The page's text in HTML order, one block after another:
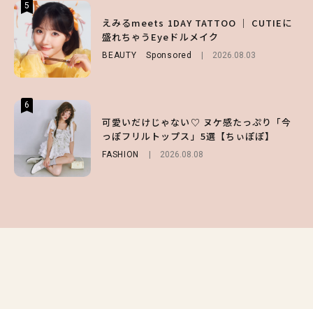
5
えみるmeets 1DAY TATTOO ｜ CUTIEに
盛れちゃうEyeドルメイク
BEAUTY Sponsored 2026.08.03
6
可愛いだけじゃない♡ ヌケ感たっぷり「今
っぽフリルトップス」5選【ちぃぽぽ】
FASHION 2026.08.08
5
【SNIDEL】長濱ねるとロマンティックトラ
ッドな秋はじめ｜2026秋の新作コーデ4選
FASHION Sponsored 2026.07.10
6
【スタバ】約160通りのカスタマイズができ
る⁉ 39店舗限定『My フルーツ³ フラペチー
ノ®』を徹底レポ♡
5
【夏ヘアのくずれ・うねりに】ヘアメイク夢
月直伝♡ ドライシャンプー「バティスト」
を使ったプロ級スタイリング3選
Sponsored
6
【GU】夏の“主役級”アイテム決定！ヘルシ
ー＆可愛すぎる「大人の肌見せ」トップス3
選